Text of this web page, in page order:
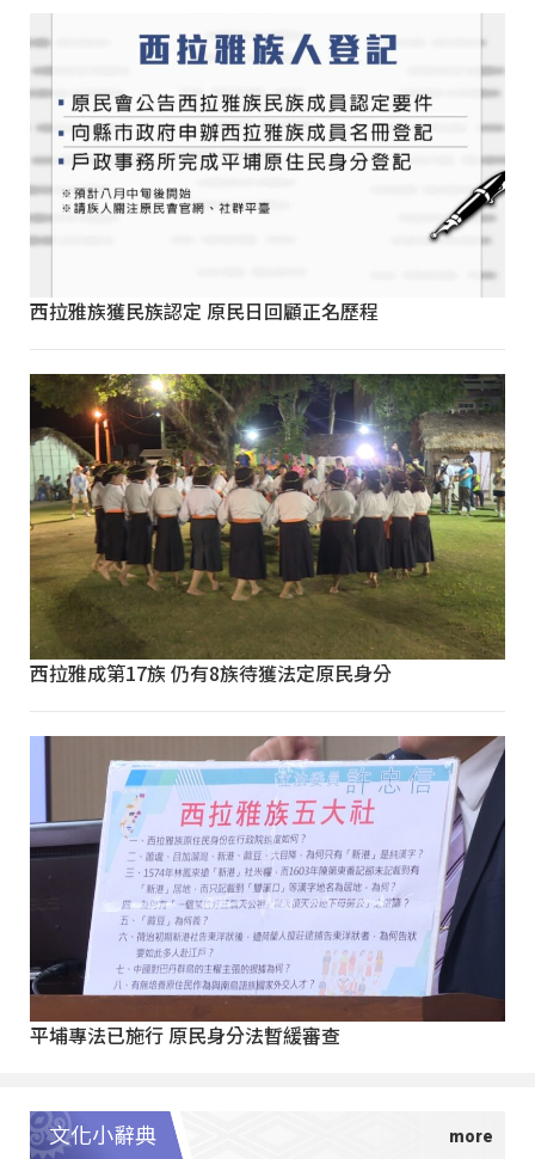
西拉雅族獲民族認定 原民日回顧正名歷程
西拉雅成第17族 仍有8族待獲法定原民身分
平埔專法已施行 原民身分法暫緩審查
文化小辭典